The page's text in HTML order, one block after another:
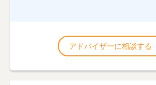
アドバイザーに相談する